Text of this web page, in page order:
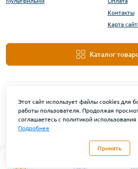
Каталог Главная
Контакты
Карта
Каталог
Этот сайт использует файлы cookies для
работы пользователя. Продолжая
соглашаетесь с политикой
Подробнее
Принять